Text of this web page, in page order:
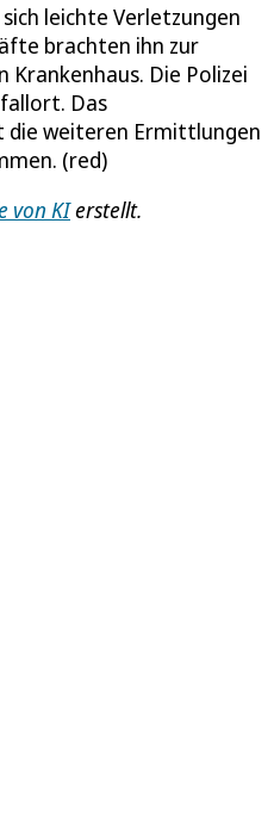
leichte Verletzungen
brachten ihn zur
Krankenhaus. Die Polizei
Das
die weiteren Ermittlungen
(red)
von KIerstellt.